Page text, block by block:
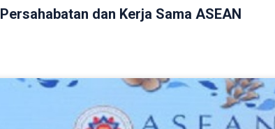
dan Kerja Sama ASEAN